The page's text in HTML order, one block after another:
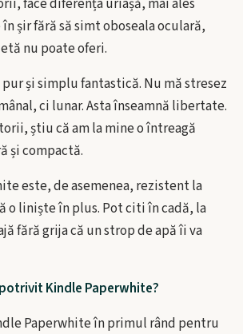
face diferența uriașă, mai ales
șir fără să simt oboseala oculară,
nu poate oferi.
și simplu fantastică. Nu mă stresez
ci lunar. Asta înseamnă libertate.
știu că am la mine o întreagă
și compactă.
este, de asemenea, rezistent la
o liniște în plus. Pot citi în cadă, la
fără grija că un strop de apă îi va
Kindle Paperwhite?
Paperwhite în primul rând pentru